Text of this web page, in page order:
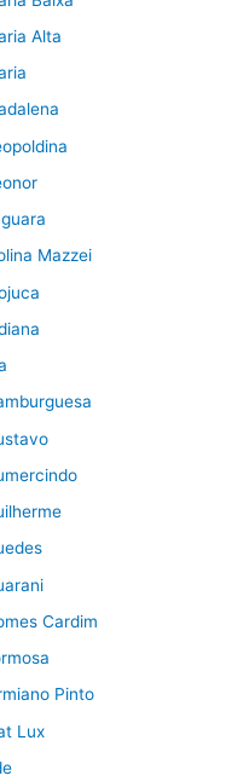
Alta
Mazzei
Cardim
Pinto
Lux